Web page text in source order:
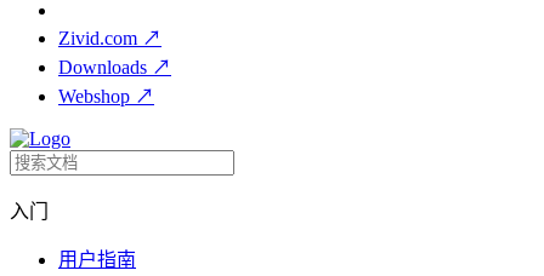
Zivid.com ↗
Downloads ↗
Webshop ↗
入门
用户指南